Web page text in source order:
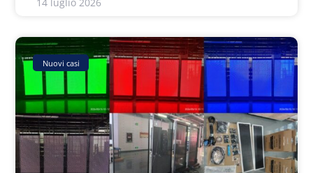
Nuovi casi